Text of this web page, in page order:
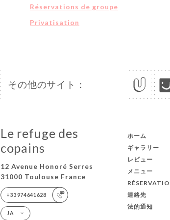
Réservations de groupe
Privatisation
その他のサイト：
Le refuge des
copains
12 Avenue Honoré Serres
31000 Toulouse France
+33974641628
JA
ホーム
ギャラリー
レビュー
メニュー
連絡先
法的通知